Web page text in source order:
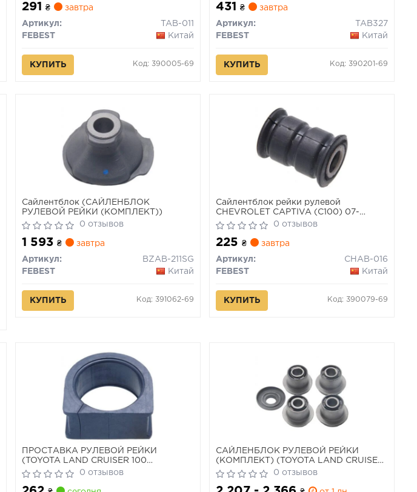
291₴ завтра
Артикул:
TAB-011
FEBEST
Китай
КУПИТЬ Код: 390005-69
431₴ завтра
Артикул:
TAB327
FEBEST
Китай
КУПИТЬ Код: 390201-69
Сайлентблок (САЙЛЕНБЛОК
РУЛЕВОЙ РЕЙКИ (КОМПЛЕКТ))
0 отзывов
1 593₴ завтра
Артикул:
BZAB-211SG
FEBEST
Китай
КУПИТЬ Код: 391062-69
Сайлентблок рейки рулевой
CHEVROLET CAPTIVA (C100) 07-
DAEWOO WINSTORM 07- OPEL
ANTARA 06-
0 отзывов
225₴ завтра
Артикул:
CHAB-016
FEBEST
Китай
КУПИТЬ Код: 390079-69
ПРОСТАВКА РУЛЕВОЙ РЕЙКИ
(TOYOTA LAND CRUISER 100
HDJ101/UZJ100 1998-2007)
0 отзывов
САЙЛЕНБЛОК РУЛЕВОЙ РЕЙКИ
(КОМПЛЕКТ) (TOYOTA LAND CRUISER
PRADO 150 GRJ15#/TRJ150 2009-)
0 отзывов